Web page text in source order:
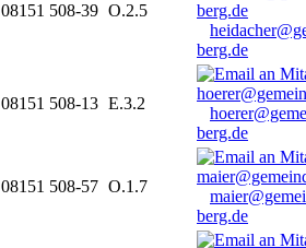
08151 508-39 O.2.5
berg.de
08151 508-13 E.3.2
berg.de
08151 508-57 O.1.7
berg.de